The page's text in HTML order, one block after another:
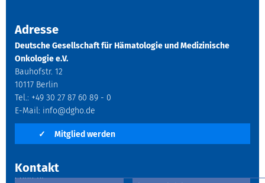
Adresse
Deutsche Gesellschaft für Hämatologie und Medizinische
Onkologie e.V.
Bauhofstr. 12
10117 Berlin
Tel.: +49 30 27 87 60 89 - 0
E-Mail: info@dgho.de
✓ Mitglied werden
Kontakt